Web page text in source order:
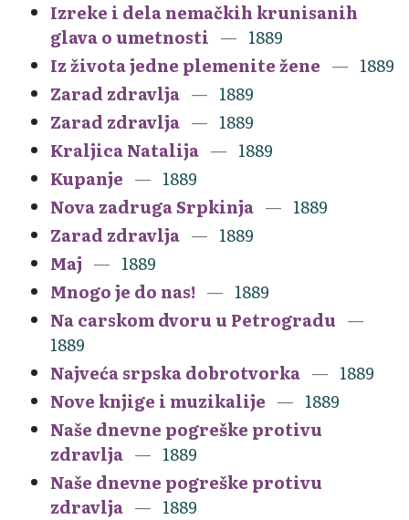
Izreke i dela nemačkih krunisanih
glava o umetnosti
1889
Iz života jedne plemenite žene
1889
Zarad zdravlja
1889
Zarad zdravlja
1889
Kraljica Natalija
1889
Kupanje
1889
Nova zadruga Srpkinja
1889
Zarad zdravlja
1889
Maj
1889
Mnogo je do nas!
1889
Na carskom dvoru u Petrogradu
1889
Najveća srpska dobrotvorka
1889
Nove knjige i muzikalije
1889
Naše dnevne pogreške protivu
zdravlja
1889
Naše dnevne pogreške protivu
zdravlja
1889